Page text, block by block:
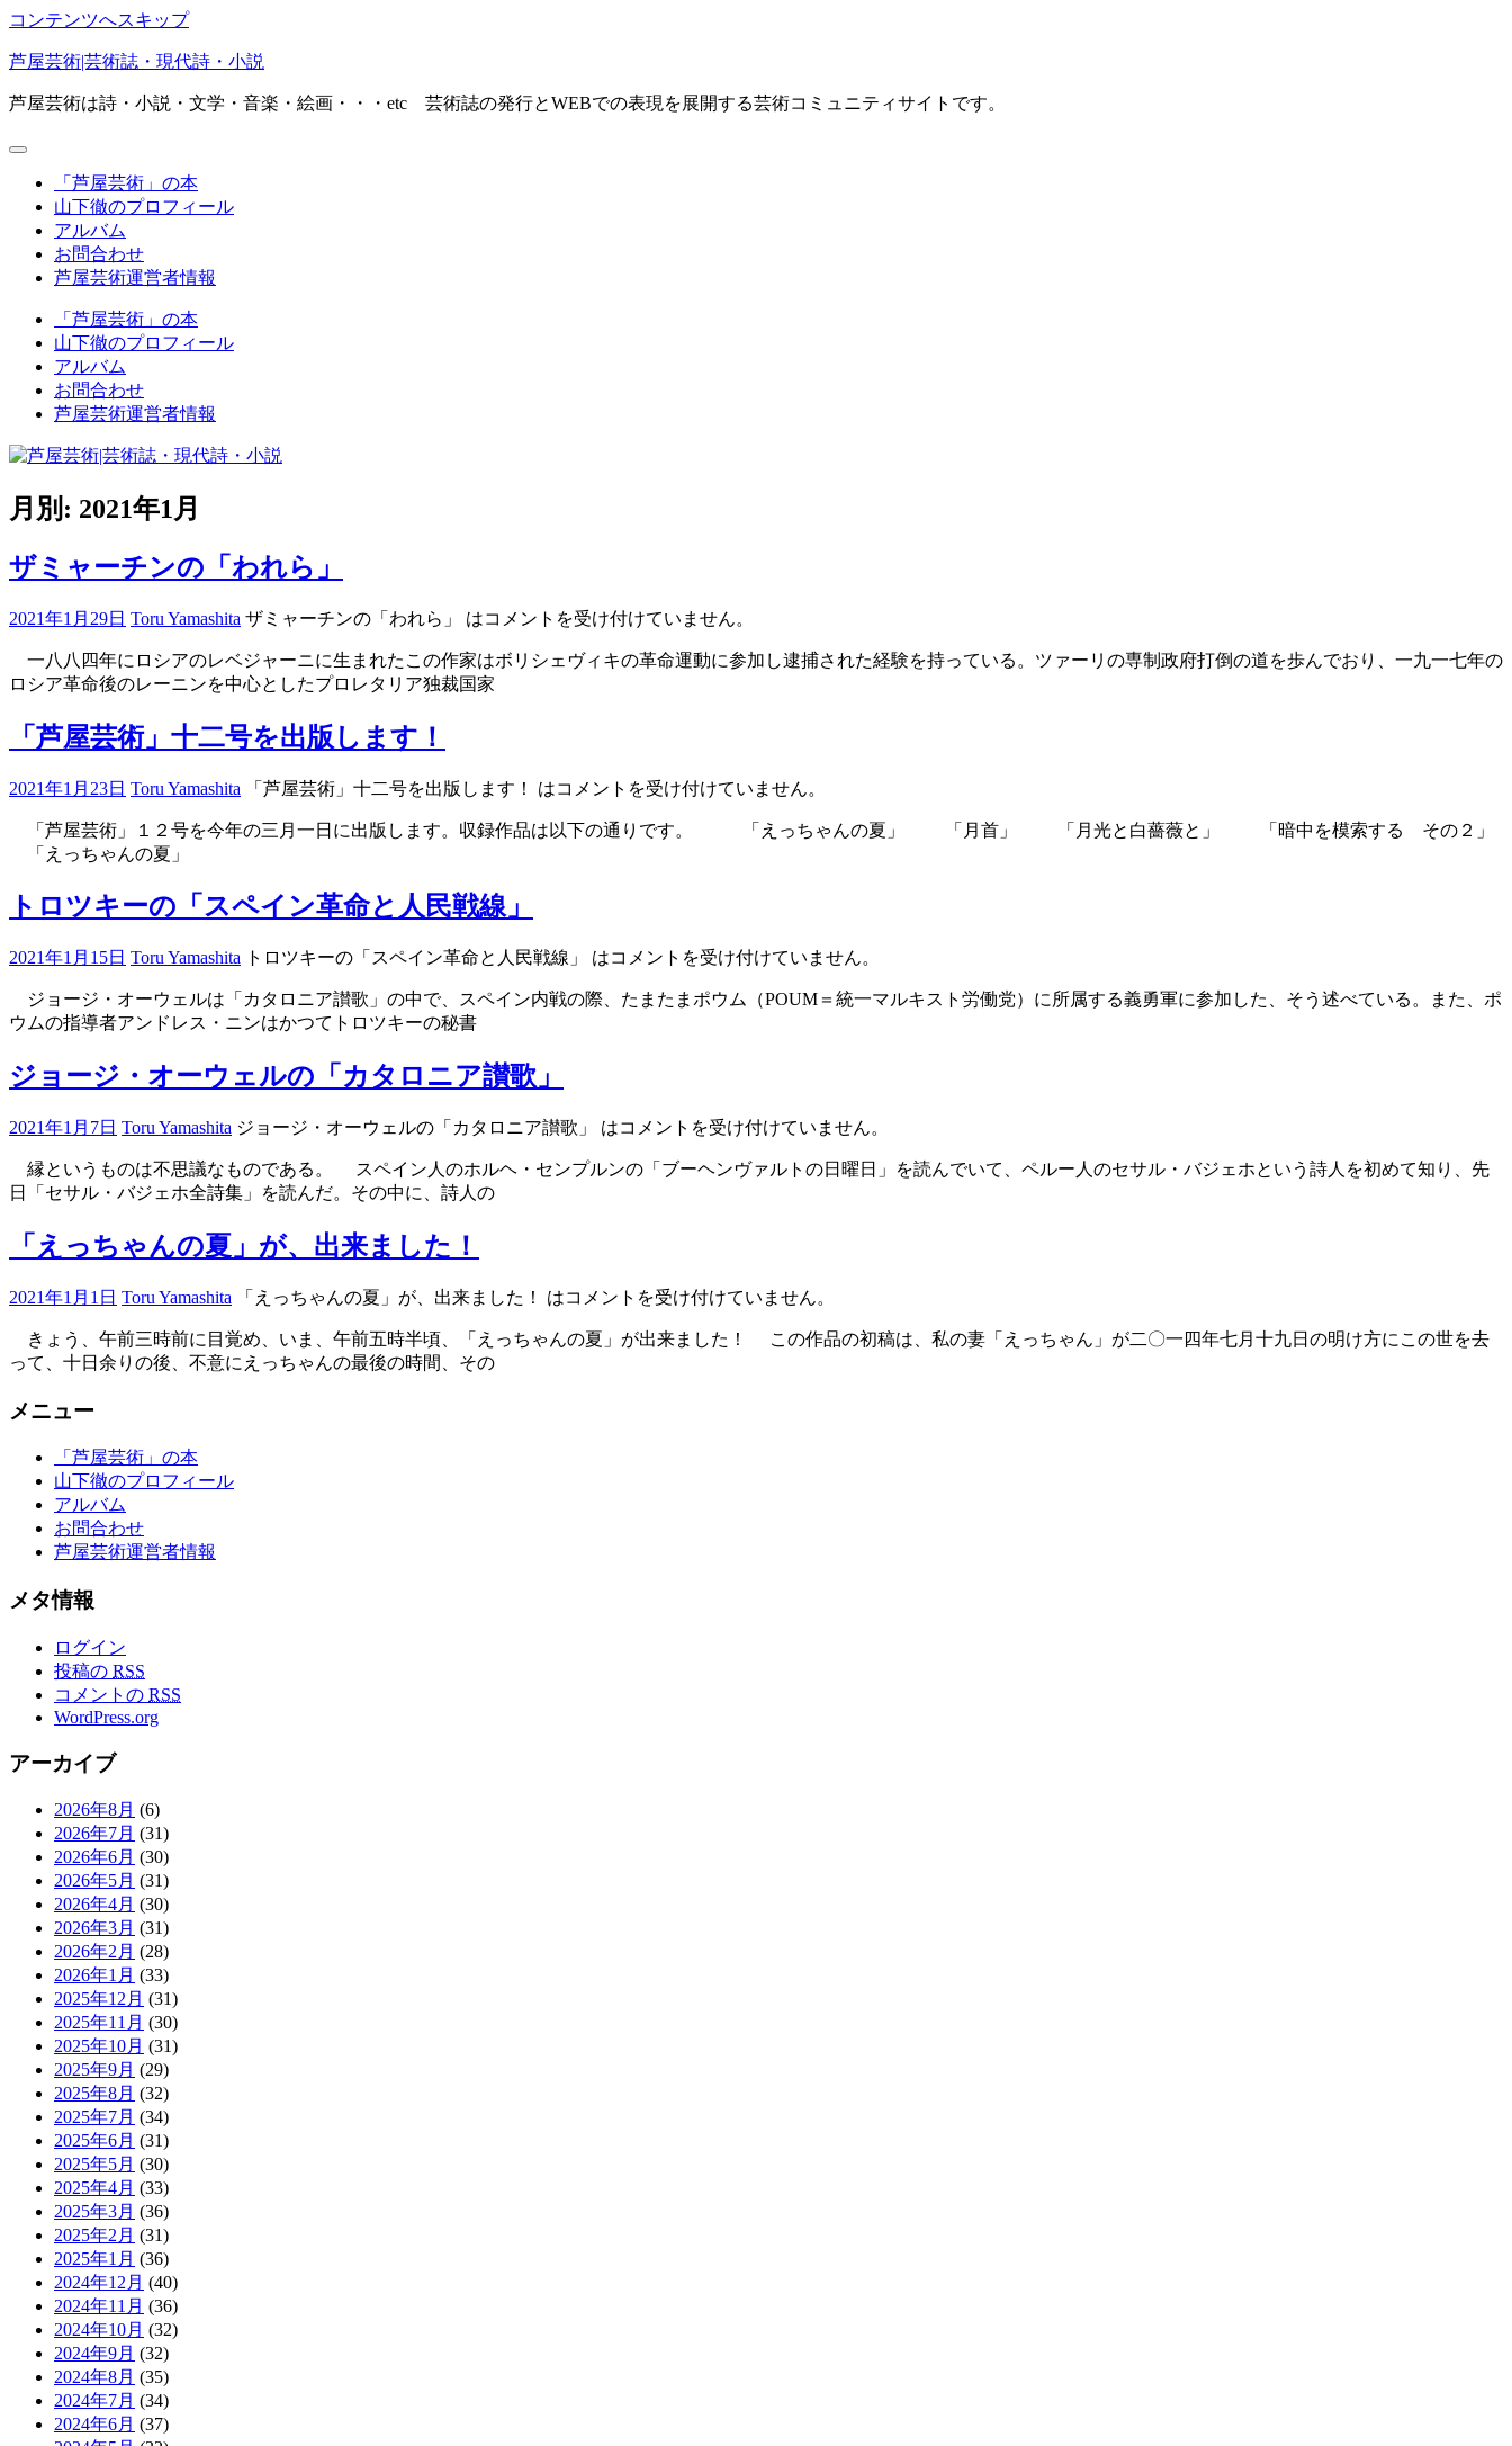
コンテンツへスキップ
芦屋芸術|芸術誌・現代詩・小説
芦屋芸術は詩・小説・文学・音楽・絵画・・・etc 芸術誌の発行とWEBでの表現を展開する芸術コミュニティサイトです。
「芦屋芸術」の本
山下徹のプロフィール
アルバム
お問合わせ
芦屋芸術運営者情報
「芦屋芸術」の本
山下徹のプロフィール
アルバム
お問合わせ
芦屋芸術運営者情報
月別: 2021年1月
ザミャーチンの「われら」
2021年1月29日 Toru Yamashita ザミャーチンの「われら」 はコメントを受け付けていません。
一八八四年にロシアのレベジャーニに生まれたこの作家はボリシェヴィキの革命運動に参加し逮捕された経験を持っている。ツァーリの専制政府打倒の道を歩んでおり、一九一七年の
ロシア革命後のレーニンを中心としたプロレタリア独裁国家
ブ
ロ「芦屋芸術」十二号を出版します！
2021年1月23日 Toru Yamashita 「芦屋芸術」十二号を出版します！ はコメントを受け付けていません。
「芦屋芸術」１２号を今年の三月一日に出版します。収録作品は以下の通りです。 「えっちゃんの夏」 「月首」 「月光と白薔薇と」 「暗中を模索する その２」
「えっちゃんの夏」
ブ
ロトロツキーの「スペイン革命と人民戦線」
2021年1月15日 Toru Yamashita トロツキーの「スペイン革命と人民戦線」 はコメントを受け付けていません。
ジョージ・オーウェルは「カタロニア讃歌」の中で、スペイン内戦の際、たまたまポウム（POUM＝統一マルキスト労働党）に所属する義勇軍に参加した、そう述べている。また、ポ
ウムの指導者アンドレス・ニンはかつてトロツキーの秘書
ブ
ロ
ジョージ・オーウェルの「カタロニア讃歌」
2021年1月7日 Toru Yamashita ジョージ・オーウェルの「カタロニア讃歌」 はコメントを受け付けていません。
縁というものは不思議なものである。 スペイン人のホルヘ・センプルンの「ブーヘンヴァルトの日曜日」を読んでいて、ペルー人のセサル・バジェホという詩人を初めて知り、先
日「セサル・バジェホ全詩集」を読んだ。その中に、詩人の
ブ
ロ「えっちゃんの夏」が、出来ました！
2021年1月1日 Toru Yamashita 「えっちゃんの夏」が、出来ました！ はコメントを受け付けていません。
きょう、午前三時前に目覚め、いま、午前五時半頃、「えっちゃんの夏」が出来ました！ この作品の初稿は、私の妻「えっちゃん」が二〇一四年七月十九日の明け方にこの世を去
って、十日余りの後、不意にえっちゃんの最後の時間、その
ブ
メニュー
「芦屋芸術」の本
山下徹のプロフィール
アルバム
お問合わせ
芦屋芸術運営者情報
メタ情報
ログイン
投稿の RSS
コメントの RSS
WordPress.org
アーカイブ
2026年8月 (6)
2026年7月 (31)
2026年6月 (30)
2026年5月 (31)
2026年4月 (30)
2026年3月 (31)
2026年2月 (28)
2026年1月 (33)
2025年12月 (31)
2025年11月 (30)
2025年10月 (31)
2025年9月 (29)
2025年8月 (32)
2025年7月 (34)
2025年6月 (31)
2025年5月 (30)
2025年4月 (33)
2025年3月 (36)
2025年2月 (31)
2025年1月 (36)
2024年12月 (40)
2024年11月 (36)
2024年10月 (32)
2024年9月 (32)
2024年8月 (35)
2024年7月 (34)
2024年6月 (37)